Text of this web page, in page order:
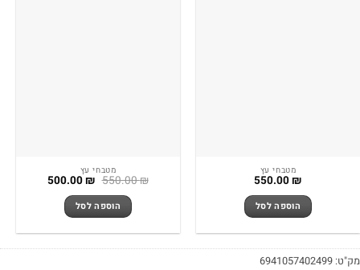
מטבחי עץ
550.00₪
הוספה לסל
מטבחי עץ
550.00₪ המחיר
היה:
550.00 ₪.
500.00₪ המחיר
הוספה לסל
6941057402499